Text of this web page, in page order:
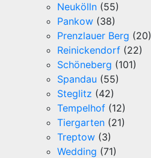
Neukölln (55)
Pankow (38)
Prenzlauer Berg (20)
Reinickendorf (22)
Schöneberg (101)
Spandau (55)
Steglitz (42)
Tempelhof (12)
Tiergarten (21)
Treptow (3)
Wedding (71)